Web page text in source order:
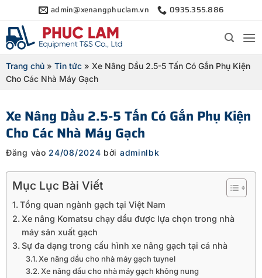
qua
nội
dung
admin@xenangphuclam.vn 0935.355.886
Trang chủ » Tin tức » Xe Nâng Dầu 2.5-5 Tấn Có Gắn Phụ Kiện
Cho Các Nhà Máy Gạch
Xe Nâng Dầu 2.5-5 Tấn Có Gắn Phụ Kiện
Cho Các Nhà Máy Gạch
Đăng vào 24/08/2024 bởi adminlbk
Mục Lục Bài Viết
Tổng quan ngành gạch tại Việt Nam
Xe nâng Komatsu chạy dầu được lựa chọn trong nhà
máy sản xuất gạch
Sự đa dạng trong cấu hình xe nâng gạch tại cá nhà
Xe nâng dầu cho nhà máy gạch tuynel
Xe nâng dầu cho nhà máy gạch không nung